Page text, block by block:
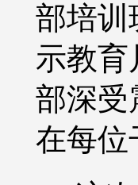
部培训
示教育
部深受
在每位